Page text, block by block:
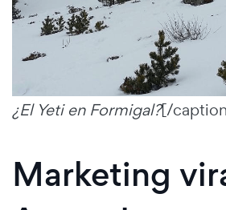
¿El Yeti en Formigal?[/
Marketing